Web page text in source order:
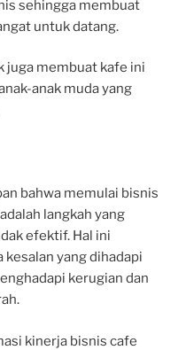
sehingga membuat
untuk datang.
juga membuat kafe ini
anak muda yang
bahwa memulai bisnis
langkah yang
efektif. Hal ini
yang dihadapi
kerugian dan
kinerja bisnis cafe